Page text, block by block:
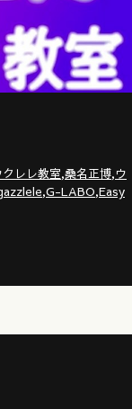
クレレ教室,桑名正博,ウ
,G-LABO,Easy